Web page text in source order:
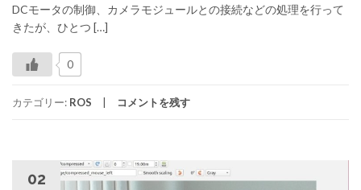
DCモータの制御、カメラモジュールとの接続などの処理を行って
きたが、ひとつ […]
0
カテゴリー: ROS コメントを残す
02